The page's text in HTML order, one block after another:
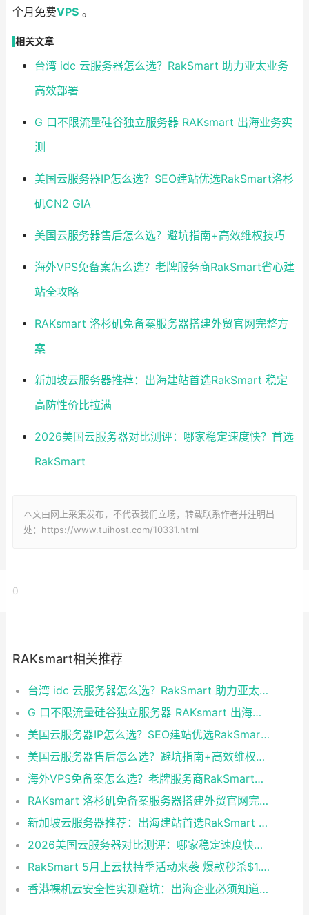
个月免费VPS 。
相关文章
台湾 idc 云服务器怎么选？RakSmart 助力亚太业务
高效部署
G 口不限流量硅谷独立服务器 RAKsmart 出海业务实
测
美国云服务器IP怎么选？SEO建站优选RakSmart洛杉
矶CN2 GIA
美国云服务器售后怎么选？避坑指南+高效维权技巧
海外VPS免备案怎么选？老牌服务商RakSmart省心建
站全攻略
RAKsmart 洛杉矶免备案服务器搭建外贸官网完整方
案
新加坡云服务器推荐：出海建站首选RakSmart 稳定
高防性价比拉满
2026美国云服务器对比测评：哪家稳定速度快？首选
RakSmart
本文由网上采集发布，不代表我们立场，转载联系作者并注明出
处：https://www.tuihost.com/10331.html
0
RAKsmart相关推荐
台湾 idc 云服务器怎么选？RakSmart 助力亚太业务高效部署
G 口不限流量硅谷独立服务器 RAKsmart 出海业务实测
美国云服务器IP怎么选？SEO建站优选RakSmart洛杉矶CN2 GIA
美国云服务器售后怎么选？避坑指南+高效维权技巧
海外VPS免备案怎么选？老牌服务商RakSmart省心建站全攻略
RAKsmart 洛杉矶免备案服务器搭建外贸官网完整方案
新加坡云服务器推荐：出海建站首选RakSmart 稳定高防性价比拉满
2026美国云服务器对比测评：哪家稳定速度快？首选RakSmart
RakSmart 5月上云扶持季活动来袭 爆款秒杀$1.99起！新用户首单6.5折
香港裸机云安全性实测避坑：出海企业必须知道的底层真相